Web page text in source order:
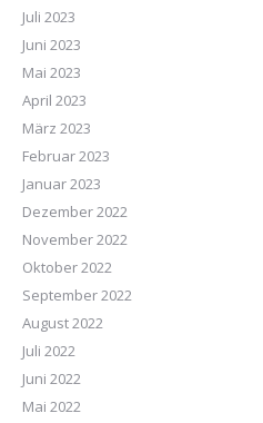
Juli 2023
Juni 2023
Mai 2023
April 2023
März 2023
Februar 2023
Januar 2023
Dezember 2022
November 2022
Oktober 2022
September 2022
August 2022
Juli 2022
Juni 2022
Mai 2022